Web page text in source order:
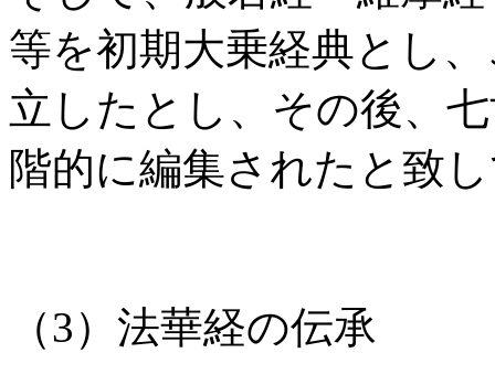
等を初期大乗経典とし
立したとし、その後、
階的に編集されたと致
（3）法華経の伝承